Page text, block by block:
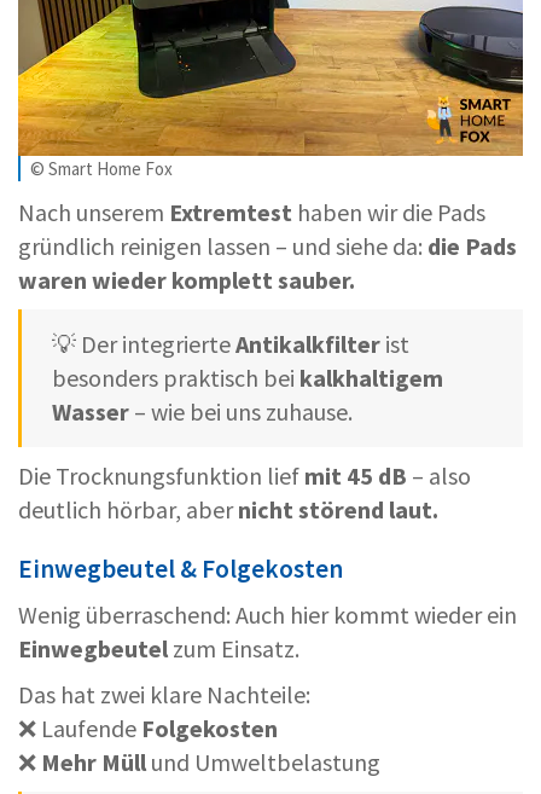
© Smart Home Fox
Nach unserem Extremtest haben wir die Pads
gründlich reinigen lassen – und siehe da: die Pads
waren wieder komplett sauber.
💡 Der integrierteAntikalkfilter ist
besonders praktisch bei kalkhaltigem
Wasser – wie bei uns zuhause.
Die Trocknungsfunktion lief mit 45 dB – also
deutlich hörbar, abernicht störend laut.
Einwegbeutel & Folgekosten
Wenig überraschend: Auch hier kommt wieder ein
Einwegbeutel zum Einsatz.
Das hat zwei klare Nachteile:
❌ Laufende Folgekosten
❌ Mehr Müll und Umweltbelastung